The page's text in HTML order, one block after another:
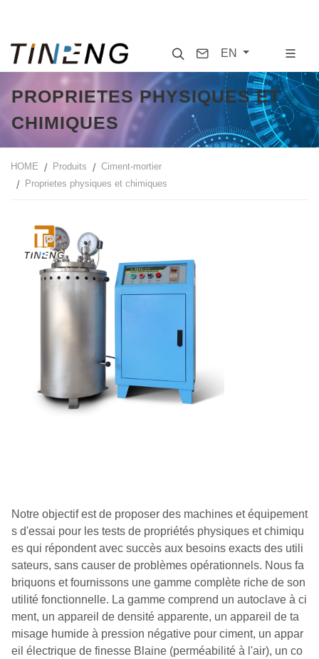
SearchContact
EN
PROPRIETES PHYSIQUES ET
CHIMIQUES
HOME Produits
Ciment-mortier
Proprietes physiques et chimiques
Notre objectif est de proposer des machines et équipement
s d'essai pour les tests de propriétés physiques et chimiqu
es qui répondent avec succès aux besoins exacts des utili
sateurs, sans causer de problèmes opérationnels. Nous fa
briquons et fournissons une gamme complète riche de son
utilité fonctionnelle. La gamme comprend un autoclave à ci
ment, un appareil de densité apparente, un appareil de ta
misage humide à pression négative pour ciment, un appar
eil électrique de finesse Blaine (perméabilité à l'air), un co